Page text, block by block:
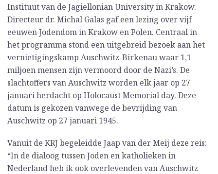
Instituut van de Jagiellonian University in Krakow.
Directeur dr. Michal Galas gaf een lezing over vijf
eeuwen Jodendom in Krakow en Polen. Centraal in
het programma stond een uitgebreid bezoek aan het
vernietigingskamp Auschwitz-Birkenau waar 1,1
miljoen mensen zijn vermoord door de Nazi’s. De
slachtoffers van Auschwitz worden elk jaar op 27
januari herdacht op Holocaust Memorial day. Deze
datum is gekozen vanwege de bevrijding van
Auschwitz op 27 januari 1945.
Vanuit de KRJ begeleidde Jaap van der Meij deze reis:
“In de dialoog tussen Joden en katholieken in
Nederland heb ik ook overlevenden van Auschwitz